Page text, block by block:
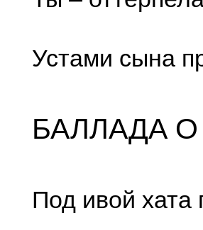
Устами сына
БАЛЛАДА
Под ивой хата